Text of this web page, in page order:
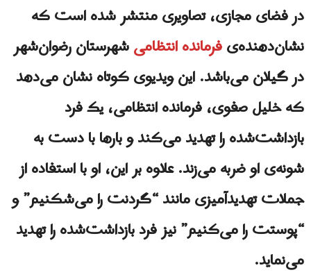
در فضای مجازی، تصاویری منتشر شده است که
نشان‌دهنده‌یفرمانده انتظامیشهرستان رضوان‌شهر
در گیلان می‌باشد. این ویدیوی کوتاه نشان می‌دهد
که خلیل صفوی، فرمانده انتظامی، یک فرد
بازداشت‌شده را تهدید می‌کند و بارها با دست به
شونه‌ی او ضربه می‌زند. علاوه بر این، او با استفاده از
جملات تهدیدآمیزی مانند “گردنت را می‌شکنیم” و
“پوستت را می‌کنیم” نیز فرد بازداشت‌شده را تهدید
می‌نماید.